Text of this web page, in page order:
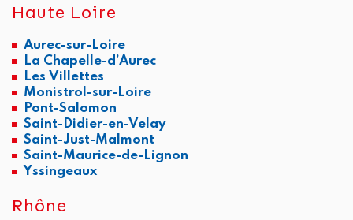
Haute Loire
Aurec-sur-Loire
La Chapelle-d’Aurec
Les Villettes
Monistrol-sur-Loire
Pont-Salomon
Saint-Didier-en-Velay
Saint-Just-Malmont
Saint-Maurice-de-Lignon
Yssingeaux
Rhône